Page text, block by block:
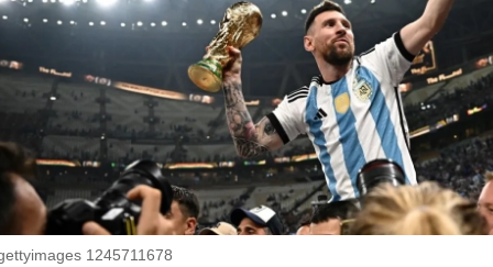
JudiciExprés
INVESTIGACIÓ
INTERNACIONAL
OPINIÓ
MUNICIPIS
1245711678